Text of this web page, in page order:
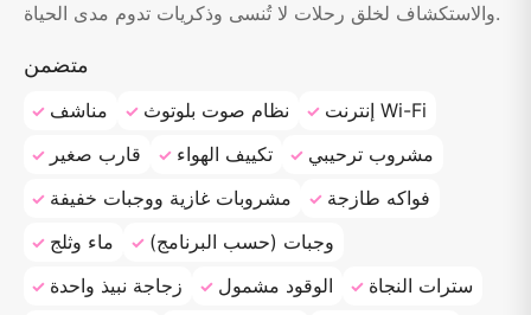
والاستكشاف لخلق رحلات لا تُنسى وذكريات تدوم مدى الحياة.
متضمن
مناشف نظام صوت بلوتوث
إنترنت Wi-Fi
قارب صغير
تكييف الهواء
مشروب ترحيبي
مشروبات غازية ووجبات خفيفة
فواكه طازجة
ماء وثلج
وجبات (حسب البرنامج)
زجاجة نبيذ واحدة
الوقود مشمول
سترات النجاة